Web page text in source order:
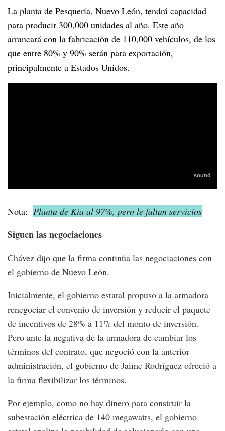
La planta de Pesquería, Nuevo León, tendrá capacidad
para producir 300,000 unidades al año. Este año
arrancará con la fabricación de 110,000 vehículos, de los
que entre 80% y 90% serán para exportación,
principalmente a Estados Unidos.
Nota: Planta de Kia al 97%, pero le faltan servicios
Siguen las negociaciones
Chávez dijo que la firma continúa las negociaciones con
el gobierno de Nuevo León.
Inicialmente, el gobierno estatal propuso a la armadora
renegociar el convenio de inversión y reducir el paquete
de incentivos de 28% a 11% del monto de inversión.
Pero ante la negativa de la armadora de cambiar los
términos del contrato, que negoció con la anterior
administración, el gobierno de Jaime Rodríguez ofreció a
la firma flexibilizar los términos.
Por ejemplo, como no hay dinero para construir la
subestación eléctrica de 140 megawatts, el gobierno